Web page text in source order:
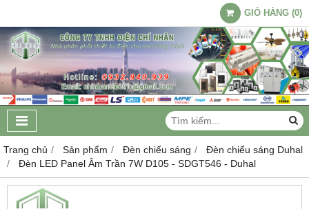
GIỎ HÀNG (0)
Trang chủ Sản phẩm Đèn chiếu sáng
Đèn chiếu sáng Duhal
Đèn LED Panel Âm Trần 7W D105 - SDGT546 - Duhal